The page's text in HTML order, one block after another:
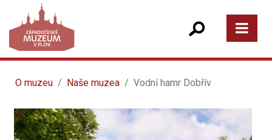
O muzeu Naše muzea Vodní hamr Dobřív